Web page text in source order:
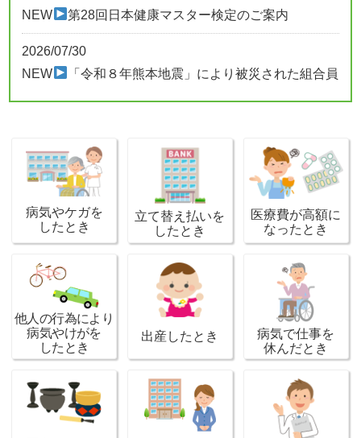
NEW
第28回日本健康マスター検定のご案内
2026/07/30
NEW
「令和８年熊本地震」により被災された組合員
NEW
加入員専用ページ組合情報に令和７年度決算お
よび事業報告を掲載しています
2026/07/16
NEW
令和８年度 Webウォークラリー秋季「歩
Fes.」の開催について
2026/07/15
日帰り人間ドック（組合直接契約医療機関）費用補助
金健診WEB予約受付開始について
NEW
「令和８年７月滋賀県甲賀市の土砂崩れ」によ
り被災された組合員の皆様へのお知らせ
病気やケガを
したとき
立て替え払いを
したとき
医療費が高額に
なったとき
他人の行為により
病気やけがを
したとき
出産したとき
病気で仕事を
休んだとき